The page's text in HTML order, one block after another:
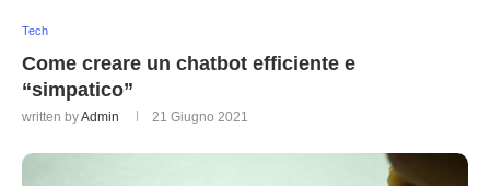
Tech
Come creare un chatbot efficiente e
“simpatico”
written byAdmin 21 Giugno 2021